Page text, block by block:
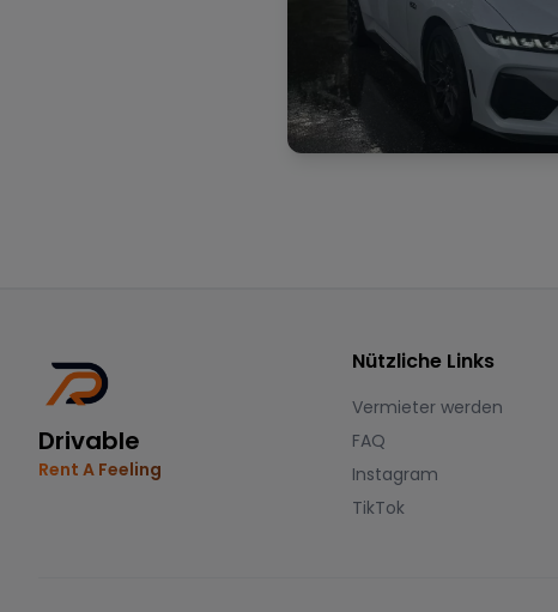
Drivable
Rent A Feeling
Nützliche Links
Vermieter werden
FAQ
Instagram
TikTok